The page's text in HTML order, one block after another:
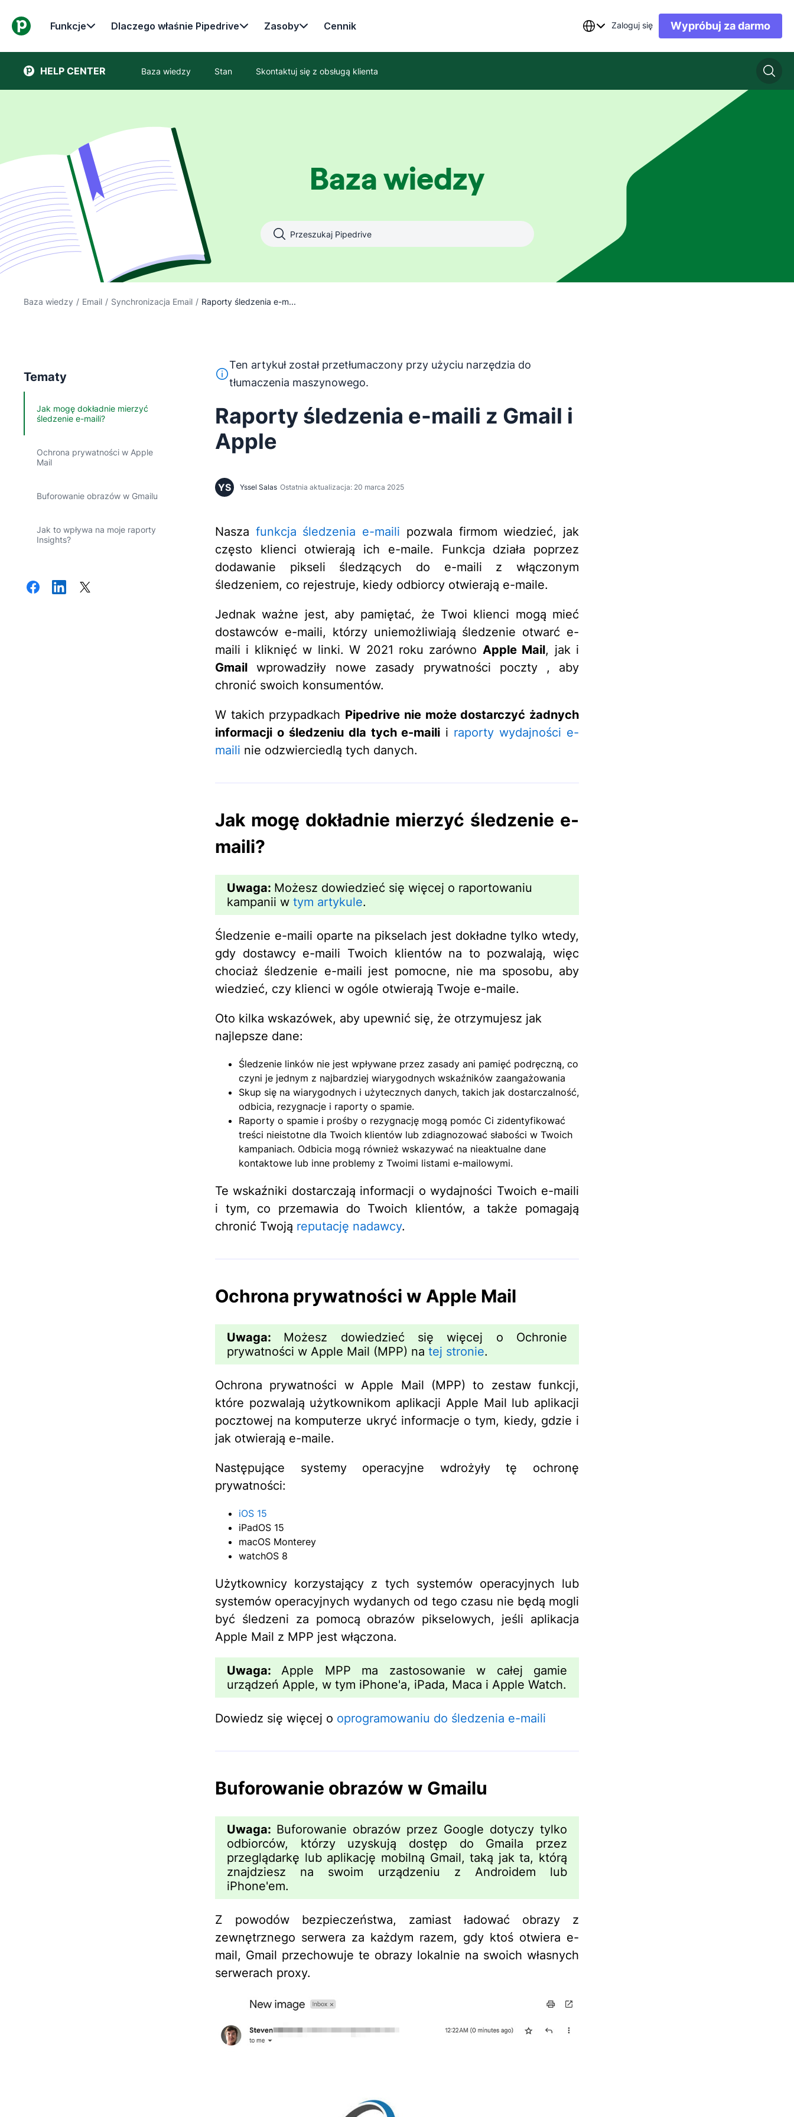
Funkcje Dlaczego właśnie Pipedrive Zasoby Cennik Zaloguj się Wypróbuj za darmo
HELP CENTER Baza wiedzy Stan Skontaktuj się z obsługą klienta
Baza wiedzy
Baza wiedzy / Email / Synchronizacja Email / Raporty śledzenia e-m...
Tematy
Jak mogę dokładnie mierzyć
śledzenie e-maili?
Ochrona prywatności w Apple
Mail
Buforowanie obrazów w Gmailu
Jak to wpływa na moje raporty
Insights?
Ten tekst został przetłumaczony z języka angielskiego za pomocą narzędzia do tłumaczenia maszynowego i nie został
Ten artykuł został przetłumaczony przy użyciu narzędzia do
tłumaczenia maszynowego.
Raporty śledzenia e-maili z Gmail i
Apple
YS Yssel Salas Ostatnia aktualizacja: 20 marca 2025
Nasza funkcja śledzenia e-maili pozwala firmom wiedzieć, jak
często klienci otwierają ich e-maile. Funkcja działa poprzez
dodawanie pikseli śledzących do e-maili z włączonym
śledzeniem, co rejestruje, kiedy odbiorcy otwierają e-maile.
Jednak ważne jest, aby pamiętać, że Twoi klienci mogą mieć
dostawców e-maili, którzy uniemożliwiają śledzenie otwarć e-
maili i kliknięć w linki. W 2021 roku zarówno Apple Mail, jak i
Gmail wprowadziły nowe zasady prywatności poczty
, aby
chronić swoich konsumentów.
W takich przypadkach Pipedrive nie może dostarczyć żadnych
informacji o śledzeniu dla tych e-maili i raporty wydajności e-
maili nie odzwierciedlą tych danych.
Jak mogę dokładnie mierzyć śledzenie e-
maili?
Uwaga: Możesz dowiedzieć się więcej o raportowaniu
kampanii w tym artykule.
Śledzenie e-maili oparte na pikselach jest dokładne tylko wtedy,
gdy dostawcy e-maili Twoich klientów na to pozwalają, więc
chociaż śledzenie e-maili jest pomocne, nie ma sposobu, aby
wiedzieć, czy klienci w ogóle otwierają Twoje e-maile.
Oto kilka wskazówek, aby upewnić się, że otrzymujesz jak
najlepsze dane:
Śledzenie linków nie jest wpływane przez zasady ani pamięć podręczną, co
czyni je jednym z najbardziej wiarygodnych wskaźników zaangażowania
Skup się na wiarygodnych i użytecznych danych, takich jak dostarczalność,
odbicia, rezygnacje i raporty o spamie.
Raporty o spamie i prośby o rezygnację mogą pomóc Ci zidentyfikować
treści nieistotne dla Twoich klientów lub zdiagnozować słabości w Twoich
kampaniach. Odbicia mogą również wskazywać na nieaktualne dane
kontaktowe lub inne problemy z Twoimi listami e-mailowymi.
Te wskaźniki dostarczają informacji o wydajności Twoich e-maili
i tym, co przemawia do Twoich klientów, a także pomagają
chronić Twoją reputację nadawcy.
Ochrona prywatności w Apple Mail
Uwaga: Możesz dowiedzieć się więcej o Ochronie
prywatności w Apple Mail (MPP) na tej stronie.
Ochrona prywatności w Apple Mail (MPP) to zestaw funkcji,
które pozwalają użytkownikom aplikacji Apple Mail lub aplikacji
pocztowej na komputerze ukryć informacje o tym, kiedy, gdzie i
jak otwierają e-maile.
Następujące systemy operacyjne wdrożyły tę ochronę
prywatności:
iOS 15
iPadOS 15
macOS Monterey
watchOS 8
Użytkownicy korzystający z tych systemów operacyjnych lub
systemów operacyjnych wydanych od tego czasu nie będą mogli
być śledzeni za pomocą obrazów pikselowych, jeśli aplikacja
Apple Mail z MPP jest włączona.
Uwaga: Apple MPP ma zastosowanie w całej gamie
urządzeń Apple, w tym iPhone'a, iPada, Maca i Apple Watch.
Dowiedz się więcej o oprogramowaniu do śledzenia e-maili
Buforowanie obrazów w Gmailu
Uwaga: Buforowanie obrazów przez Google dotyczy tylko
odbiorców, którzy uzyskują dostęp do Gmaila przez
przeglądarkę lub aplikację mobilną Gmail, taką jak ta, którą
znajdziesz na swoim urządzeniu z Androidem lub
iPhone'em.
Z powodów bezpieczeństwa, zamiast ładować obrazy z
zewnętrznego serwera za każdym razem, gdy ktoś otwiera e-
mail, Gmail przechowuje te obrazy lokalnie na swoich własnych
serwerach proxy.